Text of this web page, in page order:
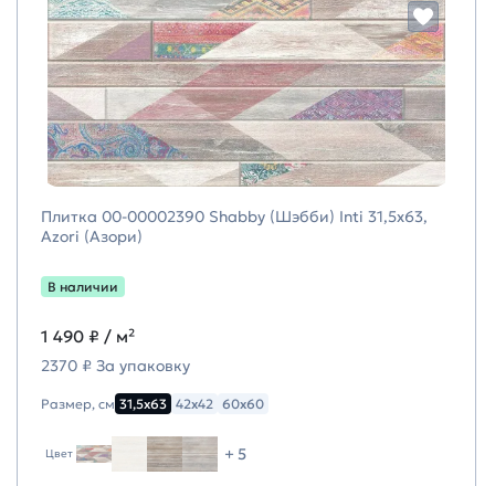
Плитка 00-00002390 Shabby (Шэбби) Inti 31,5х63,
Azori (Азори)
В наличии
1 490 ₽ / м²
2370 ₽ За упаковку
Размер, см 31,5х63 42х42 60х60
Цвет + 5